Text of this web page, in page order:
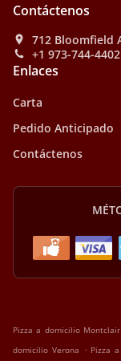
Contáctenos
712 Bloomfield
+1 973-744-4402
Enlaces
Carta
Pedido Anticipado
Contáctenos
Pizza a domicilio
domicilio Verona . Pizza